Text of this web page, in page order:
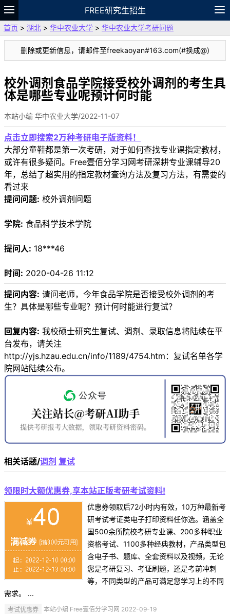
FREE研究生招生
题库
故事 专题 APP 笔记
论坛
VIP
资料
首页 > 湖北 > 华中农业大学 > 华中农业大学考研问题
删除或更新信息，请邮件至freekaoyan#163.com(#换成@)
校外调剂食品学院接受校外调剂的考生具
体是哪些专业呢预计何时能
本站小编 华中农业大学/2022-11-07
点击立即搜索2万种考研电子版资料！
大部分童鞋都是第一次考研，对于如何查找专业课指定教材，
或许有很多疑问。Free壹佰分学习网考研深耕专业课辅导20
年，总结了超实用的指定教材查询方法及复习方法，有需要的
看过来
提问问题: 校外调剂问题
学院: 食品科学技术学院
提问人: 18***46
时间: 2020-04-26 11:12
提问内容: 请问老师，今年食品学院是否接受校外调剂的考
生？具体是哪些专业呢？预计何时能进行复试？
回复内容: 我校硕士研究生复试、调剂、录取信息将陆续在平
台发布，请关注
http://yjs.hzau.edu.cn/info/1189/4754.htm：复试名单各学
院网站陆续公布。
相关话题/调剂 复试
领限时大额优惠券,享本站正版考研考试资料!
优惠券领取后72小时内有效，10万种最新考
研考试考证类电子打印资料任你选。涵盖全
国500余所院校考研专业课、200多种职业
资格考试、1100多种经典教材，产品类型包
含电子书、题库、全套资料以及视频，无论
您是考研复习、考证刷题，还是考前冲刺
等，不同类型的产品可满足您学习上的不同
需求。 ...
考试优惠券 本站小编 Free壹佰分学习网 2022-09-19